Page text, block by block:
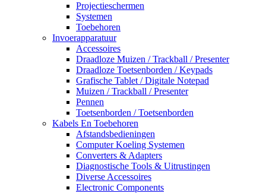
Projectieschermen
Systemen
Toebehoren
Invoerapparatuur
Accessoires
Draadloze Muizen / Trackball / Presenter
Draadloze Toetsenborden / Keypads
Grafische Tablet / Digitale Notepad
Muizen / Trackball / Presenter
Pennen
Toetsenborden / Toetsenborden
Kabels En Toebehoren
Afstandsbedieningen
Computer Koeling Systemen
Converters & Adapters
Diagnostische Tools & Uitrustingen
Diverse Accessoires
Electronic Components